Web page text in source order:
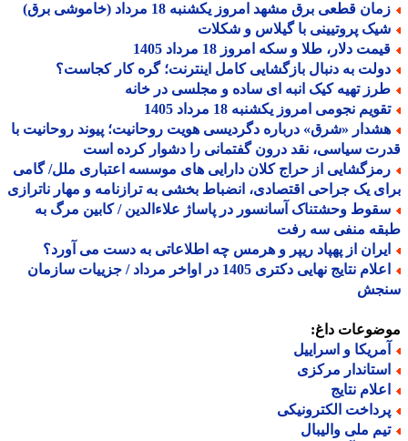
قطعی برق مشهد امروز یکشنبه 18 مرداد (خاموشی برق)
پروتیینی با گیلاس و شکلات
دلار، طلا و سکه امروز 18 مرداد 1405
به دنبال بازگشایی کامل اینترنت؛ گره کار کجاست؟
تهیه کیک انبه ای ساده و مجلسی در خانه
نجومی امروز یکشنبه 18 مرداد 1405
«شرق» درباره دگردیسی هویت روحانیت؛ پیوند روحانیت با
سیاسی، نقد درون گفتمانی را دشوار کرده است
از حراج کلان دارایی های موسسه اعتباری ملل/ گامی
یک جراحی اقتصادی، انضباط بخشی به ترازنامه و مهار ناترازی
وحشتناک آسانسور در پاساژ علاءالدین / کابین مرگ به
منفی سه رفت
از پهپاد ریپر و هرمس چه اطلاعاتی به دست می آورد؟
اعلام نتایج نهایی دکتری 1405 در اواخر مرداد / جزییات سازمان
داغ:
و اسراییل
مرکزی
نتایج
الکترونیکی
ملی والیبال